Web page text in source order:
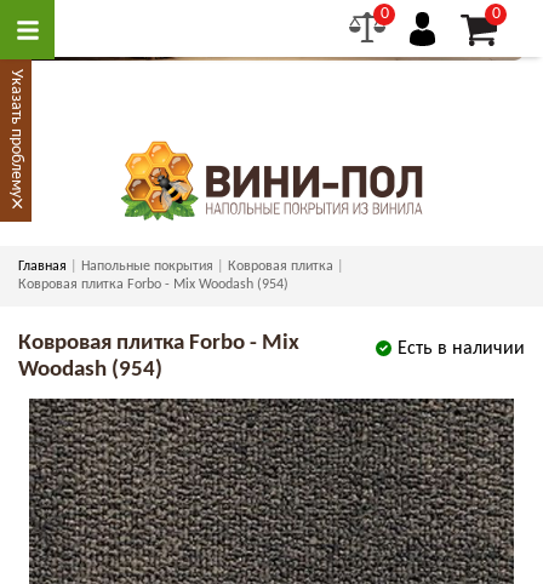
0 0
Главная Напольные покрытия
Ковровая плитка
Ковровая плитка Forbo - Mix Woodash (954)
Есть в наличии
Ковровая плитка Forbo - Mix
Woodash (954)
Указать проблему
×